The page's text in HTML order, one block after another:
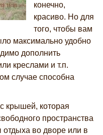
конечно,
красиво. Но для
того, чтобы вам
максимально удобно
дополнить
креслами и т.п.
случае способна
крышей, которая
пространства
отдыха во дворе или в